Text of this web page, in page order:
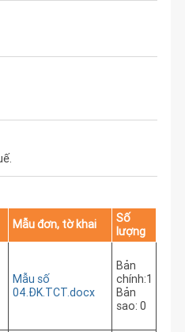
Mẫu đơn, tờ khai
Số
lượng
Mẫu số
04.ĐK.TCT.docx
Bản
chính:1
Bản
sao: 0